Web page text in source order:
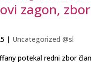
zagon,
| Uncategorized @sl
potekal redni zbor